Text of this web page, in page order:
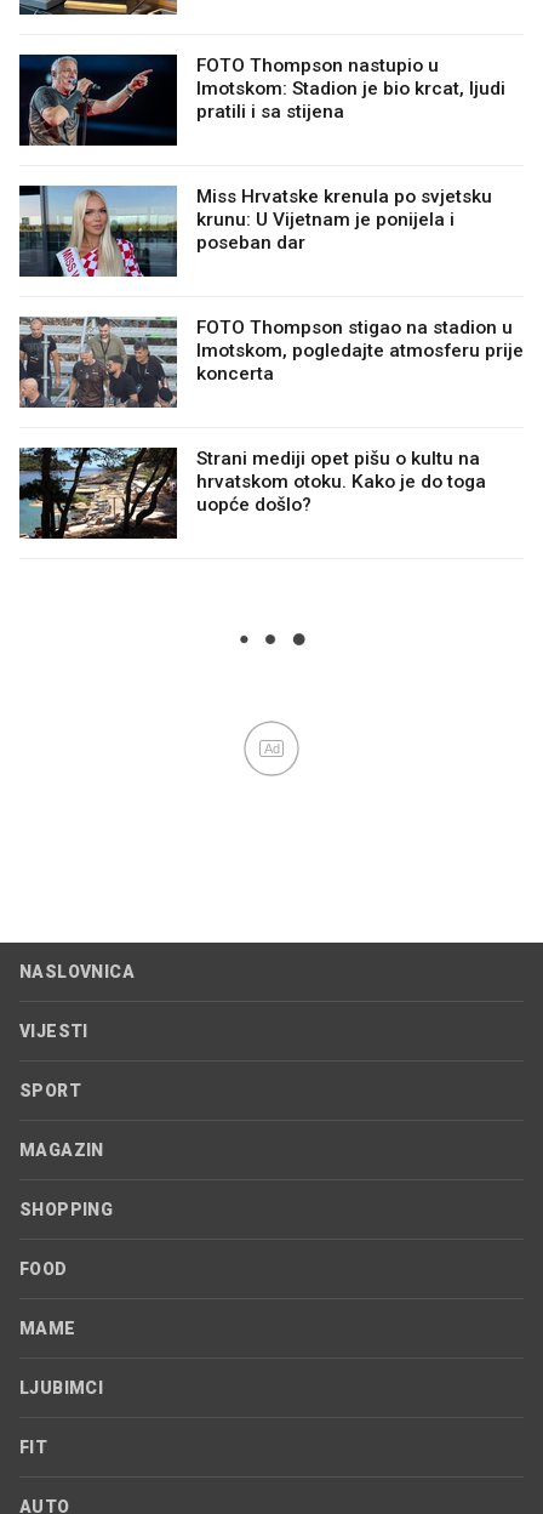
FOTO Thompson nastupio u
Imotskom: Stadion je bio krcat, ljudi
pratili i sa stijena
Miss Hrvatske krenula po svjetsku
krunu: U Vijetnam je ponijela i
poseban dar
FOTO Thompson stigao na stadion u
Imotskom, pogledajte atmosferu prije
koncerta
Strani mediji opet pišu o kultu na
hrvatskom otoku. Kako je do toga
uopće došlo?
Ad
NASLOVNICA
VIJESTI
SPORT
MAGAZIN
SHOPPING
FOOD
MAME
LJUBIMCI
FIT
AUTO